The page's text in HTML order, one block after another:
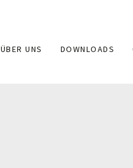
ÜBER UNS DOWNLOADS